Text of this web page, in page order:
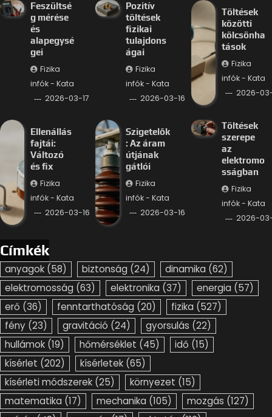
Feszültsé
g mérése
és
alapegysé
gei
Fizika
infók - Kata
2026-03-17
Pozitív
töltések
fizikai
tulajdons
ágai
Fizika
infók - Kata
2026-03-16
Töltések
közötti
kölcsönha
tások
Fizika
infók - Kata
2026-
Ellenállás
fajtái:
Változó
és fix
Fizika
infók - Kata
2026-03-16
Szigetelők
: Az áram
útjának
gátlói
Fizika
infók - Kata
2026-03-16
Töltések
szerepe
az
elektromo
sságban
Fizika
infók - Kata
2026-
Címkék
anyagok (58) biztonság (24) dinamika (62)
elektromosság (63) elektronika (37) energia (57)
erő (36) fenntarthatóság (20) fizika (527)
fény (23) gravitáció (24) gyorsulás (22)
hullámok (19) hőmérséklet (45) idő (15)
kísérlet (202) kísérletek (65)
kísérleti módszerek (25) környezet (15)
matematika (17) mechanika (105) mozgás (127)